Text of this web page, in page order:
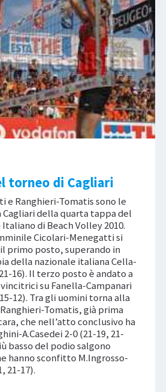
torneo di Cagliari
e Ranghieri-Tomatis sono le
della quarta tappa del
di Beach Volley 2010.
Cicolari-Menegatti si
primo posto, superando in
della nazionale italiana Cella-
16). Il terzo posto è andato a
su Fanella-Campanari
12). Tra gli uomini torna alla
Tomatis, già prima
che nell’atto conclusivo ha
A.Casedei 2-0 (21-19, 21-
basso del podio salgono
hanno sconfitto M.Ingrosso-
21-17).